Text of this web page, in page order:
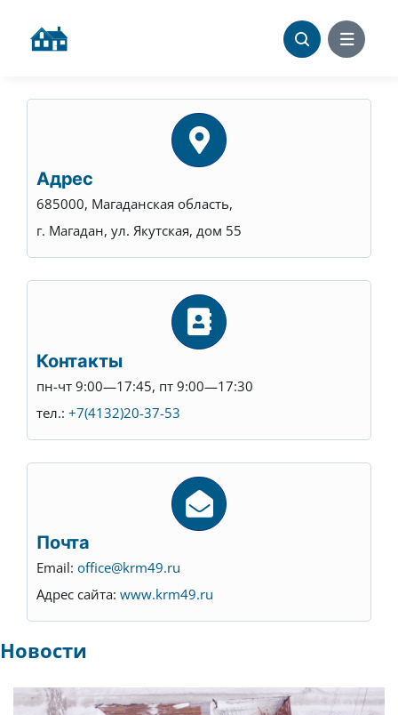
Адрес
685000, Магаданская область,
г. Магадан, ул. Якутская, дом 55
Контакты
пн-чт 9:00—17:45, пт 9:00—17:30
тел.: +7(4132)20-37-53
Почта
Email: office@krm49.ru
Адрес сайта: www.krm49.ru
Новости